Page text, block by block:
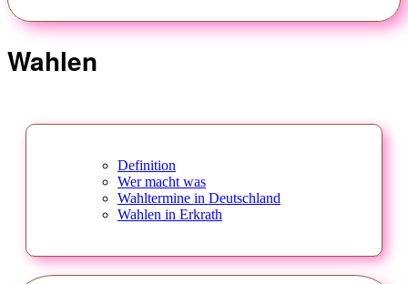
Wahlen
Definition
Wer macht was
Wahltermine in Deutschland
Wahlen in Erkrath